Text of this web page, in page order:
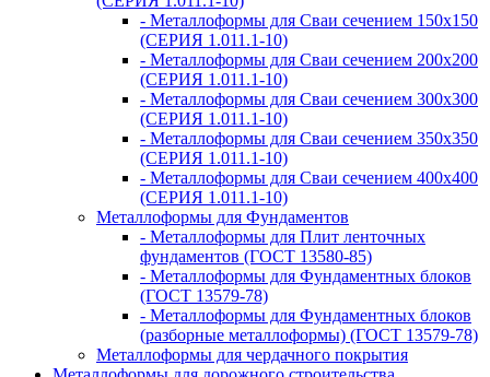
- Металлоформы для Сваи сечением 150х150
(СЕРИЯ 1.011.1-10)
- Металлоформы для Сваи сечением 200х200
(СЕРИЯ 1.011.1-10)
- Металлоформы для Сваи сечением 300х300
(СЕРИЯ 1.011.1-10)
- Металлоформы для Сваи сечением 350х350
(СЕРИЯ 1.011.1-10)
- Металлоформы для Сваи сечением 400х400
(СЕРИЯ 1.011.1-10)
Металлоформы для Фундаментов
- Металлоформы для Плит ленточных
фундаментов (ГОСТ 13580-85)
- Металлоформы для Фундаментных блоков
(ГОСТ 13579-78)
- Металлоформы для Фундаментных блоков
(разборные металлоформы) (ГОСТ 13579-78)
Металлоформы для чердачного покрытия